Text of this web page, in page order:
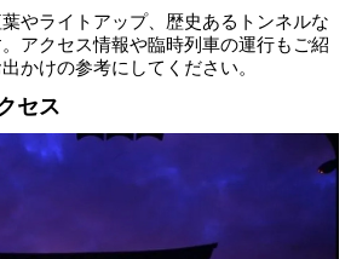
やライトアップ、歴史あるトンネルな
アクセス情報や臨時列車の運行もご紹
かけの参考にしてください。
セス